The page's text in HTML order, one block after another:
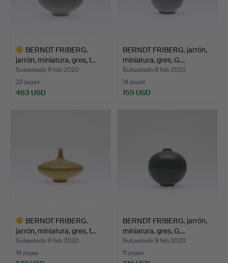
BERNDT FRIBERG.
jarrón, miniatura, gres, f…
Subastado 9 feb 2020
22 pujas
463 USD
BERNDT FRIBERG. jarrón,
miniatura, gres, G…
Subastado 9 feb 2020
14 pujas
159 USD
BERNDT FRIBERG.
jarrón, miniatura, gres, f…
Subastado 9 feb 2020
19 pujas
BERNDT FRIBERG. jarrón,
miniatura, gres, G…
Subastado 9 feb 2020
11 pujas